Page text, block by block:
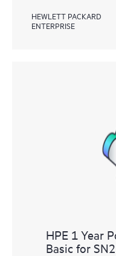
HEWLETT PACKARD
ENTERPRISE
HPE 1 Year
Basic for